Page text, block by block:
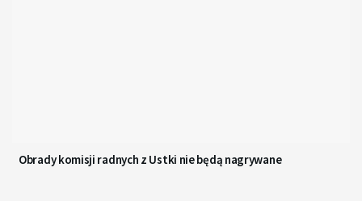
Obrady komisji radnych z Ustki nie będą nagrywane